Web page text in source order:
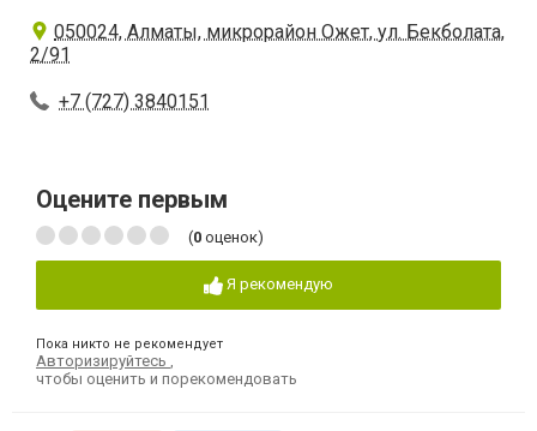
050024, Алматы, микрорайон Ожет, ул. Бекболата,
2/91
+7 (727) 3840151
Оцените первым
(0 оценок)
Я рекомендую
Пока никто не рекомендует
Авторизируйтесь
чтобы оценить и порекомендовать